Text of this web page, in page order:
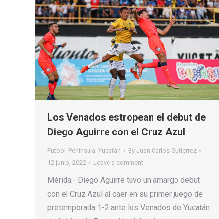
Los Venados estropean el debut de
Diego Aguirre con el Cruz Azul
Futbol , Península, Yucatán By Juan Carlos Gutierrez
12 junio, 2022
Leave a comment
Mérida.- Diego Aguirre tuvo un amargo debut
con el Cruz Azul al caer en su primer juego de
pretemporada 1-2 ante los Venados de Yucatán